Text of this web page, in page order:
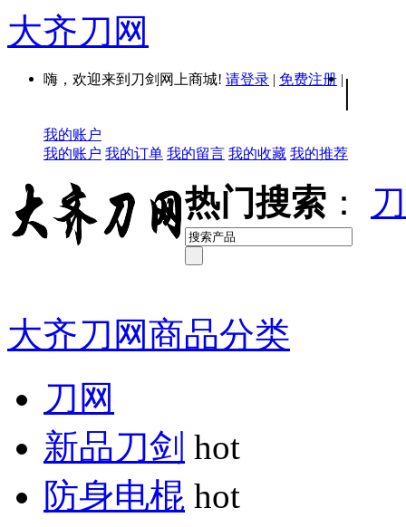
大齐刀网
嗨，欢迎来到刀剑网上商城! 请登录 | 免费注册 | |
我的账户
我的账户 我的订单 我的留言 我的收藏 我的推荐
热门搜索 ：
大齐刀网商品分类
刀网
新品刀剑 hot
防身电棍 hot